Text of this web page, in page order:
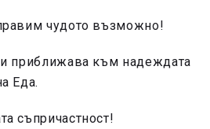
чудото възможно!
приближава към надеждата
Еда.
съпричастност!